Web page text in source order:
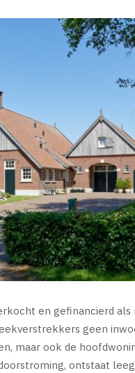
en gefinancierd als
geen
maar ook de
ontstaat